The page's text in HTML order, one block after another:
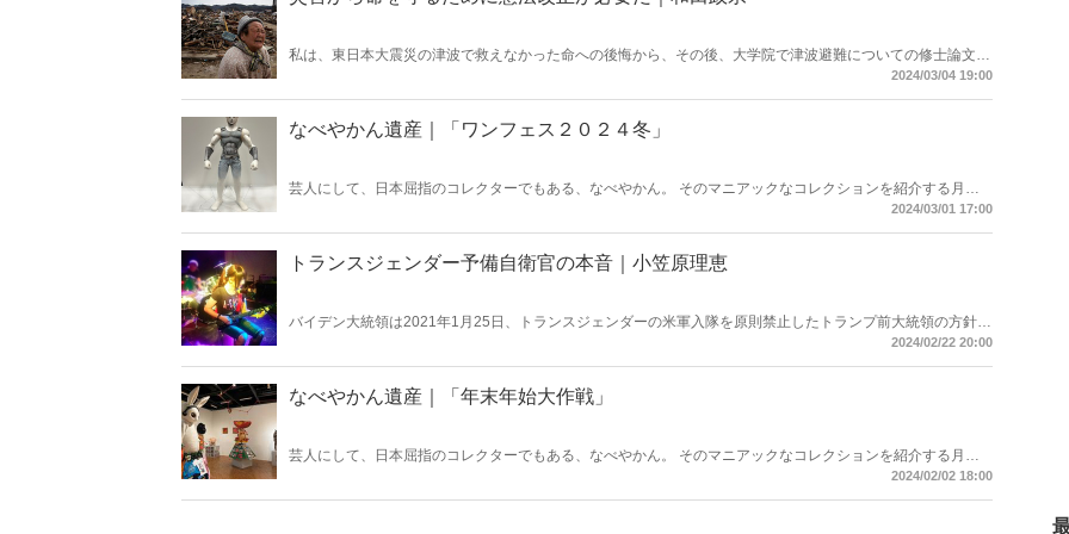
私は、東日本大震災の津波で救えなかった命への後悔から、その後、大学院で津波避難についての修士論文を
まとめた。国会議員に立候補したのも震災復興を成し遂げるという意志からであった。だが、災害などの緊急
2024/03/04 19:00
なべやかん遺産｜「ワンフェス２０２４冬」
芸人にして、日本屈指のコレクターでもある、なべやかん。 そのマニアックなコレクションを紹介する月刊
『Hanada』の好評連載「なべやかん遺産」がますますパワーアップして「Hanadaプラス」にお引越し！ 今
2024/03/01 17:00
トランスジェンダー予備自衛官の本音｜小笠原理恵
バイデン大統領は2021年1月25日、トランスジェンダーの米軍入隊を原則禁止したトランプ前大統領の方針を
撤廃する大統領令に署名した。米軍では大統領が変わるごとにLGBTの扱いが激変――。だが、自衛隊ではお
2024/02/22 20:00
なべやかん遺産｜「年末年始大作戦」
芸人にして、日本屈指のコレクターでもある、なべやかん。 そのマニアックなコレクションを紹介する月刊
『Hanada』の好評連載「なべやかん遺産」がますますパワーアップして「Hanadaプラス」にお引越し！ 今
2024/02/02 18:00